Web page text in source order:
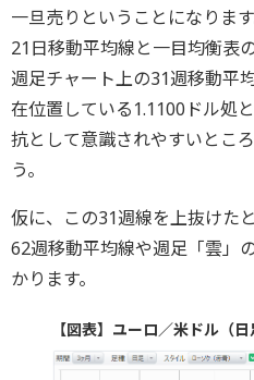
一旦売りということになりま
21日移動平均線と一目均衡表
週足チャート上の31週移動平
在位置している1.1100ドル処
抗として意識されやすいとこ
う。
仮に、この31週線を上抜けた
62週移動平均線や週足「雲」
かります。
【図表】ユーロ／米ドル（日